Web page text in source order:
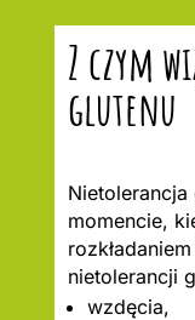
Z czym
glutenu
momencie,
nietolerancji
wzdęcia,